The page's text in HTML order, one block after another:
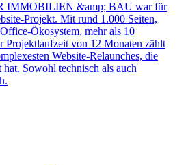
IMMOBILIEN &amp; BAU war für
Projekt. Mit rund 1.000 Seiten,
Ökosystem, mehr als 10
Projektlaufzeit von 12 Monaten zählt
Website-Relaunches, die
Sowohl technisch als auch